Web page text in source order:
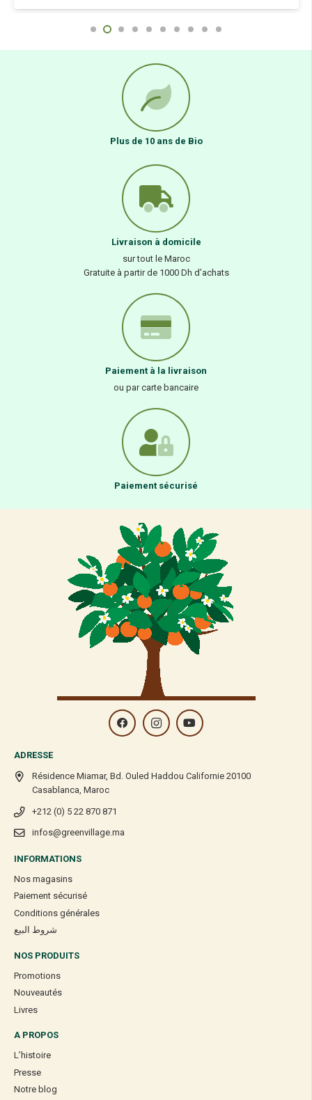
Plus de 10 ans de Bio
Livraison à domicile
sur tout le Maroc
Gratuite à partir de 1000 Dh d’achats
Paiement à la livraison
ou par carte bancaire
Paiement sécurisé
ADRESSE
Résidence Miamar, Bd. Ouled Haddou Californie 20100
Casablanca, Maroc
+212 (0) 5 22 870 871
infos@greenvillage.ma
INFORMATIONS
Nos magasins
Paiement sécurisé
Conditions générales
شروط البيع
NOS PRODUITS
Promotions
Nouveautés
Livres
A PROPOS
L’histoire
Presse
Notre blog